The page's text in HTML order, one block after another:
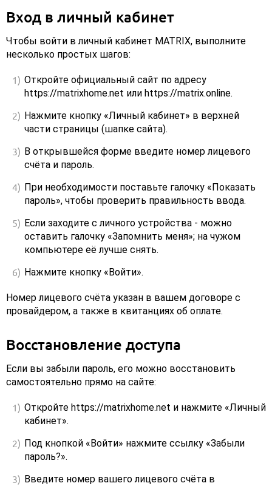
Вход в личный кабинет
Чтобы войти в личный кабинет MATRIX, выполните
несколько простых шагов:
Откройте официальный сайт по адресу
https://matrixhome.net или https://matrix.online.
Нажмите кнопку «Личный кабинет» в верхней
части страницы (шапке сайта).
В открывшейся форме введите номер лицевого
счёта и пароль.
При необходимости поставьте галочку «Показать
пароль», чтобы проверить правильность ввода.
Если заходите с личного устройства - можно
оставить галочку «Запомнить меня»; на чужом
компьютере её лучше снять.
Нажмите кнопку «Войти».
Номер лицевого счёта указан в вашем договоре с
провайдером, а также в квитанциях об оплате.
Восстановление доступа
Если вы забыли пароль, его можно восстановить
самостоятельно прямо на сайте:
Откройте https://matrixhome.net и нажмите «Личный
кабинет».
Под кнопкой «Войти» нажмите ссылку «Забыли
пароль?».
Введите номер вашего лицевого счёта в